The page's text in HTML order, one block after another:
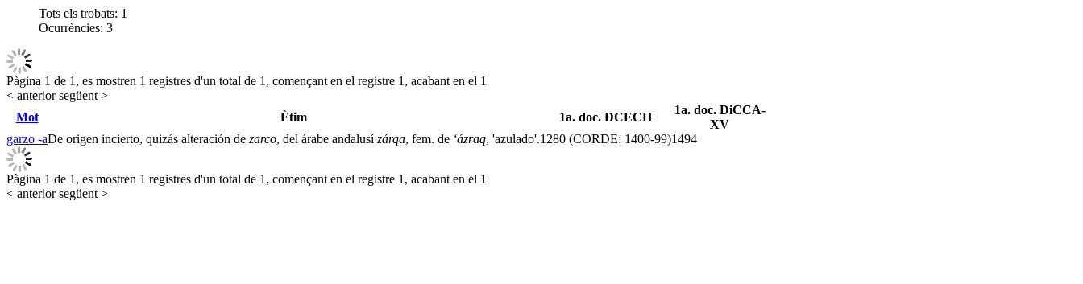
Tots els trobats: 1
Ocurrències: 3
Pàgina 1 de 1, es mostren 1 registres d'un total de 1, començant en el registre 1, acabant en el 1
< anteriorsegüent >
Mot
Ètim 1a. doc. DCECH
1a. doc. DiCCA-
XV
garzo -aDe origen incierto, quizás alteración de zarco, del árabe andalusízárqa, fem. de ‘ázraq, 'azulado'.1280 (CORDE: 1400-99)1494
Pàgina 1 de 1, es mostren 1 registres d'un total de 1, començant en el registre 1, acabant en el 1
< anteriorsegüent >